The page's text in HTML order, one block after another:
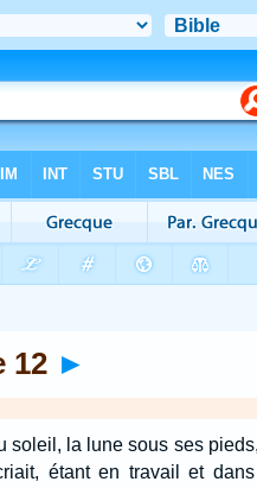
12 ►
soleil, la lune sous ses
étant en travail et